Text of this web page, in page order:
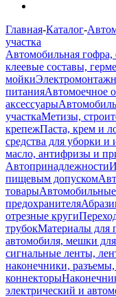
Главная-Каталог-
участка
Автомобильная гофра,
клеевые составы,
мойки
питанияАвтомоечное
аксессуары
участкаМетизы,
крепежПаста, крем и
средства для уборки и
масло, антифризы и
Автопринадлежности
пищевым допуском
товары
предохранителя
отрезные круги
трубокМатериалы для
автомобиля, мешки
сигнальные ленты,
наконечники,
коннекторы
электрический и